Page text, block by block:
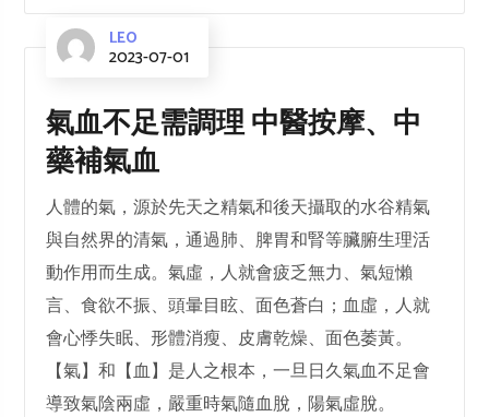
LEO
2023-07-01
氣血不足需調理 中醫按摩、中
藥補氣血
人體的氣，源於先天之精氣和後天攝取的水谷精氣
與自然界的清氣，通過肺、脾胃和腎等臟腑生理活
動作用而生成。氣虛，人就會疲乏無力、氣短懶
言、食欲不振、頭暈目眩、面色蒼白；血虛，人就
會心悸失眠、形體消瘦、皮膚乾燥、面色萎黃。
【氣】和【血】是人之根本，一旦日久氣血不足會
導致氣陰兩虛，嚴重時氣隨血脫，陽氣虛脫。